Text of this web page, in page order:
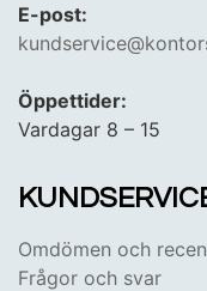
E-post:
Öppettider:
Vardagar 8 – 15
Omdömen och
Frågor och svar